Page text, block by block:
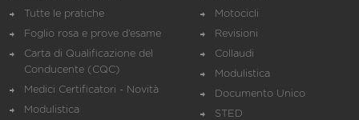
Tutte le pratiche
Foglio rosa e prove d’esame
Carta di Qualificazione del
Conducente (CQC)
Medici Certificatori - Novità
Modulistica
Motocicli
Revisioni
Collaudi
Modulistica
Documento Unico
STED